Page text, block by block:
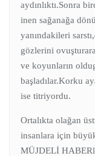
aydınlıktı.Sonra
inen sağanağa
yanındakileri
gözlerini
ve koyunların
başladılar.Korku
ise titriyordu.
Ortalıkta olağan
insanlara için
MÜJDELİ